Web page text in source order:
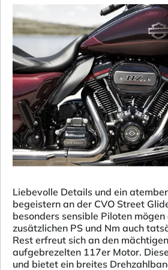
Liebevolle Details und ein
begeistern an der CVO Street
besonders sensible Piloten
zusätzlichen PS und Nm auch
Rest erfreut sich an den
aufgebrezelten 117er Motor.
und bietet ein breites